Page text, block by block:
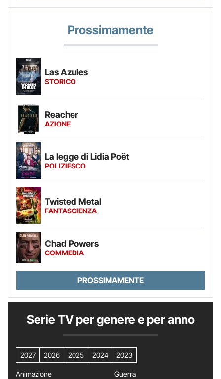
Prossimamente
Las Azules
STORICO
Reacher
AZIONE
La legge di Lidia Poët
POLIZIESCO
Twisted Metal
FANTASCIENZA
Chad Powers
COMMEDIA
PROSSIMAMENTE
Serie TV per genere e per anno
2027 2026 2025 2024 2023
Animazione
Guerra